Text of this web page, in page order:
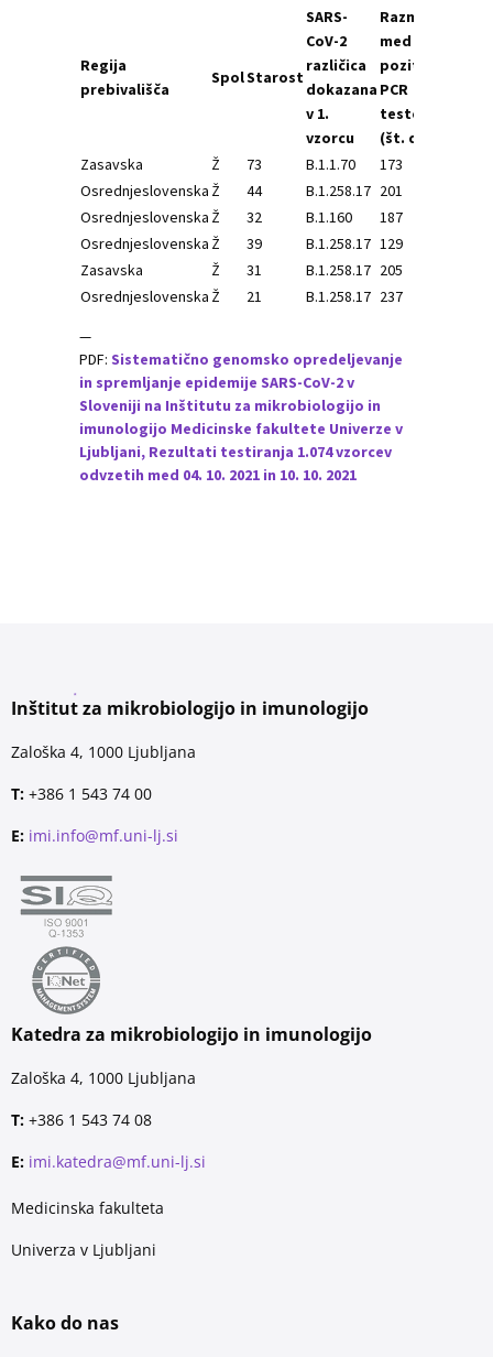
Regija
prebivališča
SpolStarost
SARS-
CoV-2
različica
dokazana
v 1.
vzorcu
Razmak
med
pozitivnima
PCR
testoma
(št. dni)
Zasavska
Ž 73 B.1.1.70 173
Osrednjeslovenska Ž 44 B.1.258.17 201
Osrednjeslovenska Ž 32 B.1.160 187
Osrednjeslovenska Ž 39 B.1.258.17 129
Zasavska
Ž 31 B.1.258.17 205
Osrednjeslovenska Ž 21 B.1.258.17 237
—
PDF: Sistematično genomsko opredeljevanje
in spremljanje epidemije SARS-CoV-2 v
Sloveniji na Inštitutu za mikrobiologijo in
imunologijo Medicinske fakultete Univerze v
Ljubljani, Rezultati testiranja 1.074 vzorcev
odvzetih med 04. 10. 2021 in 10. 10. 2021
Inštitut za mikrobiologijo in imunologijo
Zaloška 4, 1000 Ljubljana
T: +386 1 543 74 00
E: imi.info@mf.uni-lj.si
Katedra za mikrobiologijo in imunologijo
Zaloška 4, 1000 Ljubljana
T: +386 1 543 74 08
E: imi.katedra@mf.uni-lj.si
Medicinska fakulteta
Univerza v Ljubljani
Kako do nas